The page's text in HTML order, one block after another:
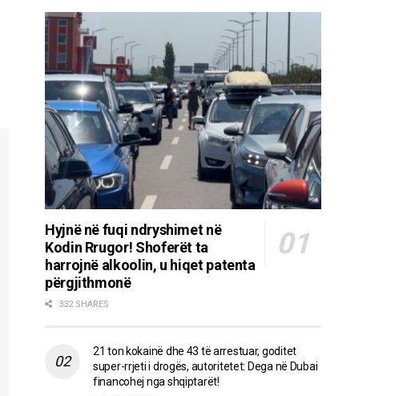
Hyjnë në fuqi ndryshimet në
Kodin Rrugor! Shoferët ta
harrojnë alkoolin, u hiqet patenta
përgjithmonë
332 SHARES
21 ton kokainë dhe 43 të arrestuar, goditet
super-rrjeti i drogës, autoritetet: Dega në Dubai
financohej nga shqiptarët!